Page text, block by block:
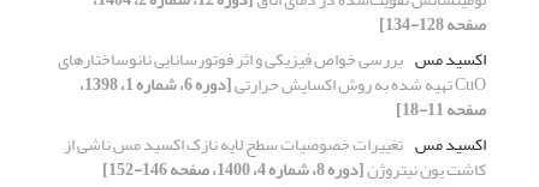
صفحه 128-134]
اکسید مس بررسی خواص فیزیکی و اثر فوتورسانایی نانوساختارهای
CuO تهیه شده به روش اکسایش حرارتی [دوره 6، شماره 1، 1398،
صفحه 11-18]
اکسید مس تغییرات خصوصیات سطح لایه نازک اکسید مس ناشی از
کاشت یون نیتروژن[دوره 8، شماره 4، 1400، صفحه 146-152]